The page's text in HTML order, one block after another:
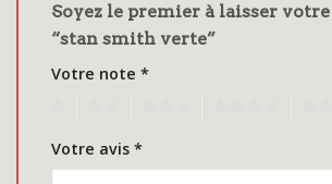
Soyez le premier à laisser
“stan smith verte”
Votre note *
Votre avis *